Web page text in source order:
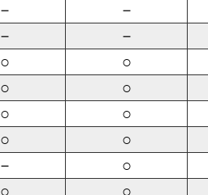
－ －
－ －
○ ○
○ ○
○ ○
○ ○
－ ○
○ ○